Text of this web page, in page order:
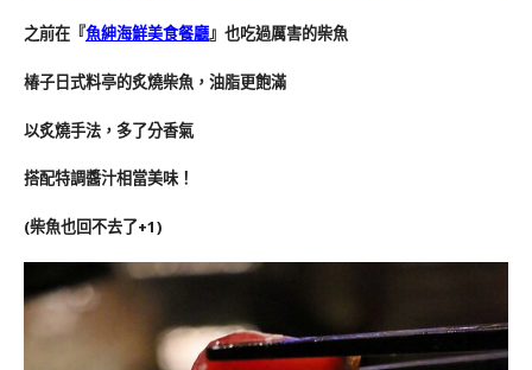
之前在『魚紳海鮮美食餐廳』也吃過厲害的柴魚
椿子日式料亭的炙燒柴魚，油脂更飽滿
以炙燒手法，多了分香氣
搭配特調醬汁相當美味！
(柴魚也回不去了+1)